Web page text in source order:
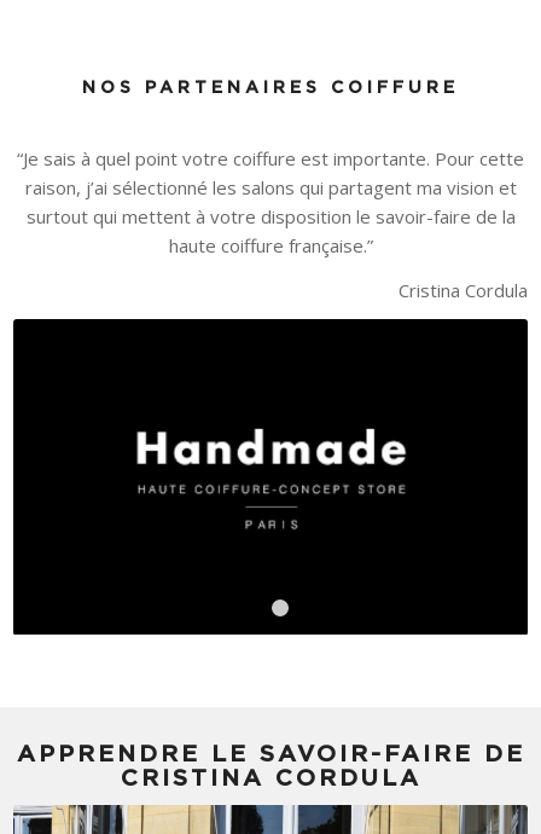
NOS PARTENAIRES COIFFURE
“Je sais à quel point votre coiffure est importante. Pour cette
raison, j’ai sélectionné les salons qui partagent ma vision et
surtout qui mettent à votre disposition le savoir-faire de la
haute coiffure française.”
Cristina Cordula
Suivant
APPRENDRE LE SAVOIR-FAIRE DE
CRISTINA CORDULA